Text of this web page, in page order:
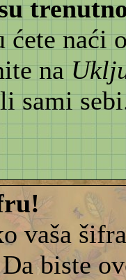
ćete naći
na
sami
vaša
biste